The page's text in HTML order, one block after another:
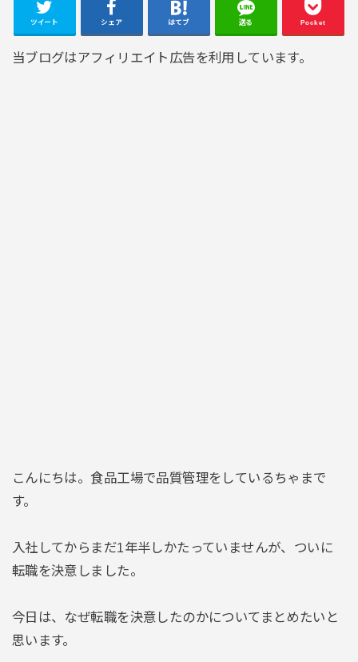
ツイート シェア はてブ 送る Pocket
当ブログはアフィリエイト広告を利用しています。
こんにちは。食品工場で品質管理をしているちゃまで
す。
入社してからまだ1年半しかたっていませんが、ついに
転職を決意しました。
今日は、なぜ転職を決意したのかについてまとめたいと
思います。